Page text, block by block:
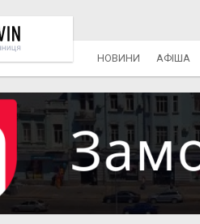
НОВИНИ АФІША